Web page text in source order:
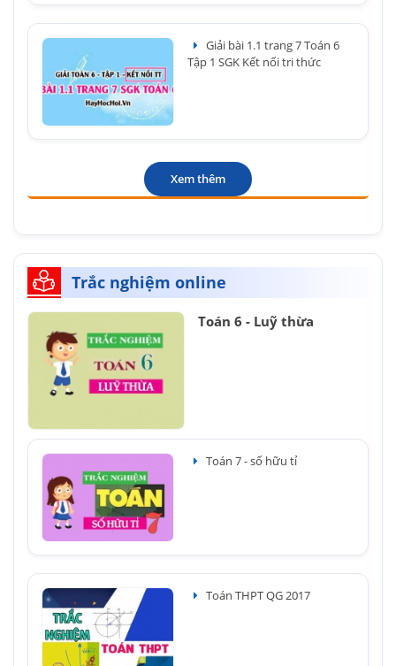
Giải bài 1.1 trang 7 Toán 6
Tập 1 SGK Kết nối tri thức
Xem thêm
Trắc nghiệm online
Toán 6 - Luỹ thừa
Toán 7 - số hữu tỉ
Toán THPT QG 2017